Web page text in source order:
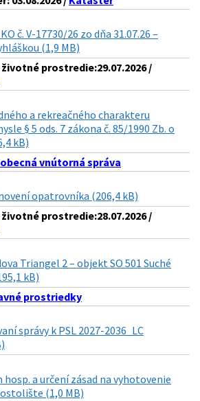
č. V-17730/26 zo dňa 31.07.26 –
(1,9 MB)
prostredie:29.07.2026 /
a rekreačného charakteru
§ 5 ods. 7 zákona č. 85/1990 Zb. o
kB)
vnútorná správa
opatrovníka (206,4 kB)
prostredie:28.07.2026 /
Triangel 2 – objekt SO 501 Suché
kB)
prostriedky
správy k PSL 2027-2036_LC
a určení zásad na vyhotovenie
(1,0 MB)